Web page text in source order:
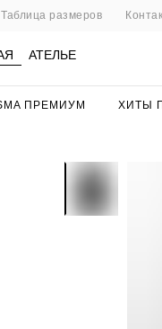
Таблица размеров
ХИТЫ
АТЕЛЬЕ
ПРЕМИУМ